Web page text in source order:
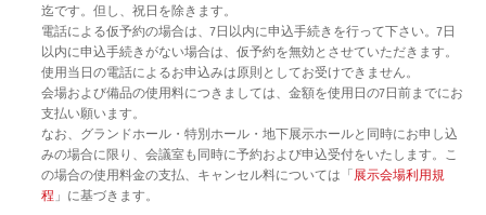
迄です。但し、祝日を除きます。
電話による仮予約の場合は、7日以内に申込手続きを行って下さい。7日
以内に申込手続きがない場合は、仮予約を無効とさせていただきます。
使用当日の電話によるお申込みは原則としてお受けできません。
会場および備品の使用料につきましては、金額を使用日の7日前までにお
支払い願います。
なお、グランドホール・特別ホール・地下展示ホールと同時にお申し込
みの場合に限り、会議室も同時に予約および申込受付をいたします。こ
の場合の使用料金の支払、キャンセル料については「展示会場利用規
程 」に基づきます。